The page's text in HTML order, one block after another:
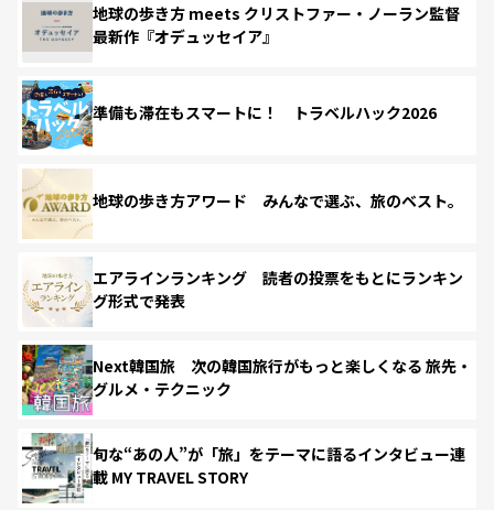
地球の歩き方 meets クリストファー・ノーラン監督
最新作『オデュッセイア』
準備も滞在もスマートに！ トラベルハック2026
地球の歩き方アワード みんなで選ぶ、旅のベスト。
エアラインランキング 読者の投票をもとにランキン
グ形式で発表
Next韓国旅 次の韓国旅行がもっと楽しくなる 旅先・
グルメ・テクニック
旬な“あの人”が「旅」をテーマに語るインタビュー連
載 MY TRAVEL STORY